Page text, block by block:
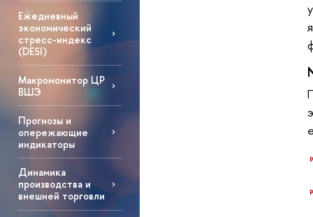
Ежедневный
экономический
стресс-индекс
(DESI)
Макромонитор ЦР
ВШЭ
Прогнозы и
опережающие
индикаторы
Динамика
производства и
внешней торговли